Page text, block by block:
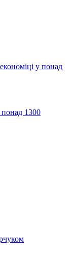
у понад
понад 1300